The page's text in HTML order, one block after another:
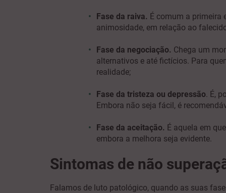
Fase da raiva. É comum a primeira
animosidade, em relação ao
Fase da negociação. Chega um
alternativos e até fictícios. Para
realidade;
Fase da tristeza ou depressão. É,
Embora não seja fácil, é
Fase da aceitação. É aquela em
embora a melhora seja evidente.
Sintomas de não
Falamos de luto patológico, quando as suas